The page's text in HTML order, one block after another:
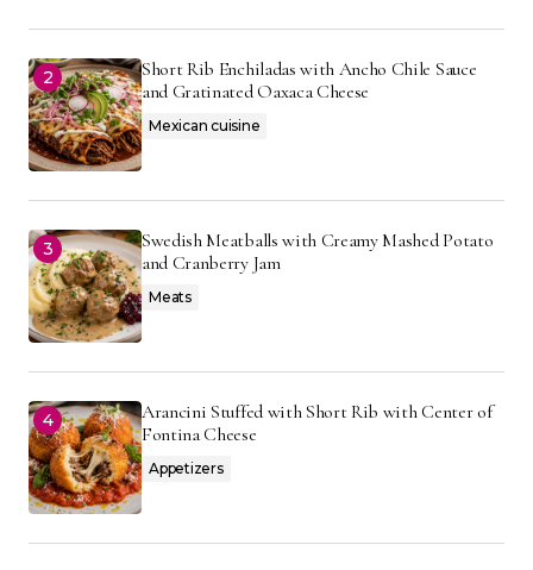
Short Rib Enchiladas with Ancho Chile Sauce
and Gratinated Oaxaca Cheese
Mexican cuisine
Swedish Meatballs with Creamy Mashed Potato
and Cranberry Jam
Meats
Arancini Stuffed with Short Rib with Center of
Fontina Cheese
Appetizers